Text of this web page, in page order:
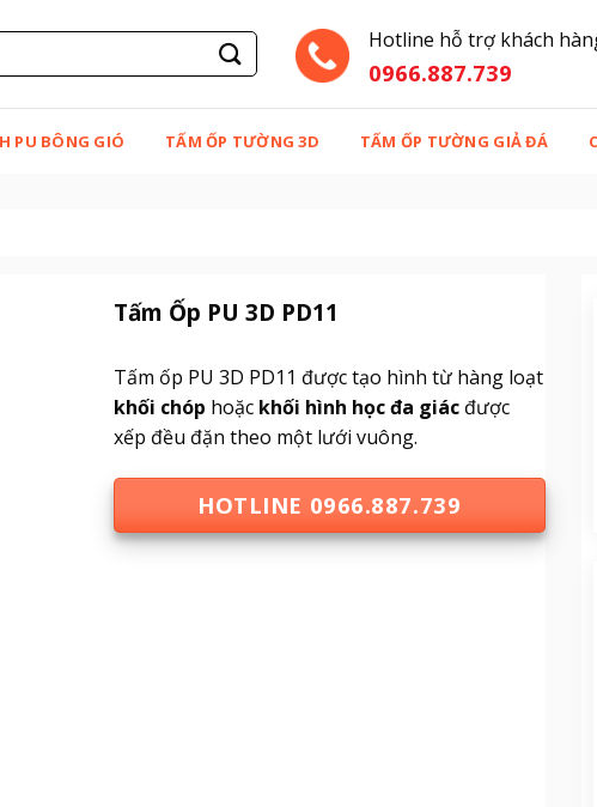
Hotline hỗ trợ khách
0966.887.739
PU BÔNG GIÓ TẤM ỐP TƯỜNG 3D TẤM ỐP TƯỜNG GIẢ ĐÁ
Tấm Ốp PU 3D PD11
Tấm ốp PU 3D PD11 được tạo hình từ hàng loạt
khối chóp hoặc khối hình học đa giácđược
xếp đều đặn theo một lưới vuông.
HOTLINE 0966.887.739